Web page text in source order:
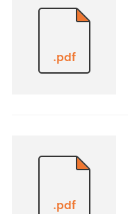
.pdf
.pdf